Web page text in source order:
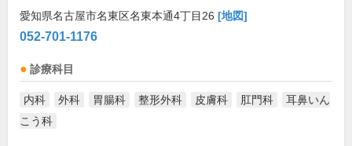
愛知県名古屋市名東区名東本通4丁目26 [地図]
052-701-1176
診療科目
内科 外科 胃腸科 整形外科 皮膚科 肛門科
耳鼻いん
こう科